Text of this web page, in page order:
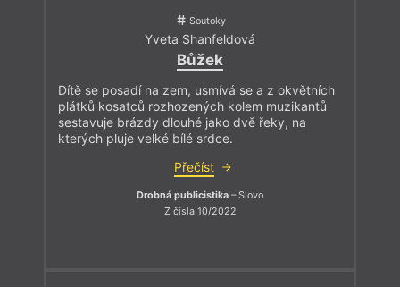
Soutoky
Yveta Shanfeldová
Bůžek
Dítě se posadí na zem, usmívá se a z okvětních
plátků kosatců rozhozených kolem muzikantů
sestavuje brázdy dlouhé jako dvě řeky, na
kterých pluje velké bílé srdce.
Přečíst
Drobná publicistika – Slovo
Z čísla 10/2022